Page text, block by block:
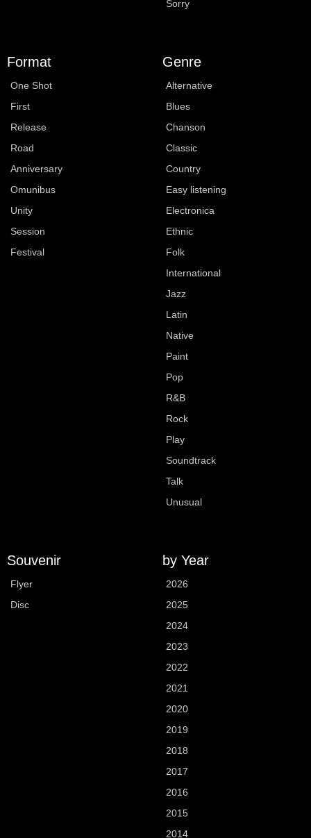
Sorry
Format
One Shot
First
Release
Road
Anniversary
Omunibus
Unity
Session
Festival
Genre
Alternative
Blues
Chanson
Classic
Country
Easy listening
Electronica
Ethnic
Folk
International
Jazz
Latin
Native
Paint
Pop
R&B
Rock
Play
Soundtrack
Talk
Unusual
Souvenir
Flyer
Disc
by Year
2026
2025
2024
2023
2022
2021
2020
2019
2018
2017
2016
2015
2014